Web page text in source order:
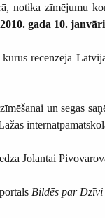
notika zīmējumu
gada 10.
recenzēja
un segas
Jolantai
Bildēs par Dzīvi